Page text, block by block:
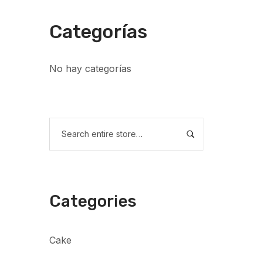
Categorías
No hay categorías
Categories
Cake